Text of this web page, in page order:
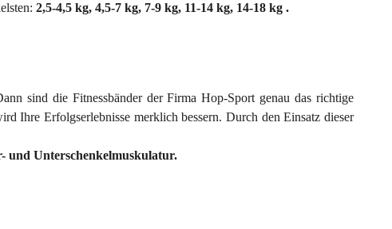
2,5-4,5 kg, 4,5-7 kg, 7-9 kg, 11-14 kg, 14-18 kg .
sind die Fitnessbänder der Firma Hop-Sport genau das richtige
Ihre Erfolgserlebnisse merklich bessern. Durch den Einsatz dieser
und Unterschenkelmuskulatur.